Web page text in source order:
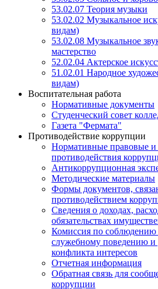
53.02.07 Теория музыки
53.02.02 Музыкальное
видам)
53.02.08 Музыкальное
мастерство
52.02.04 Актерское
51.02.01 Народное
видам)
Воспитательная работа
Нормативные документы
Студенческий совет
Газета "Фермата"
Противодействие коррупции
Нормативные правовые
противодействия
Антикоррупционная
Методические материалы
Формы документов,
противодействием
Сведения о доходах,
обязательствах
Комиссия по соблюдению
служебному поведению и
конфликта интересов
Отчетная информация
Обратная связь для
коррупции